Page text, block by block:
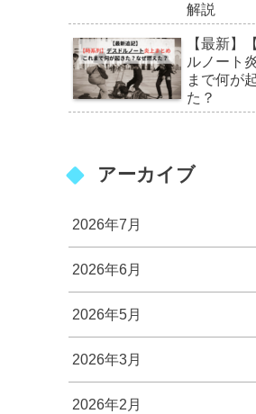
解説
【最新】
ルノート
まで何が
た？
アーカイブ
2026年7月
2026年6月
2026年5月
2026年3月
2026年2月